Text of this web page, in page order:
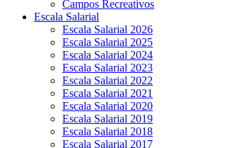
Campos Recreativos
Escala Salarial
Escala Salarial 2026
Escala Salarial 2025
Escala Salarial 2024
Escala Salarial 2023
Escala Salarial 2022
Escala Salarial 2021
Escala Salarial 2020
Escala Salarial 2019
Escala Salarial 2018
Escala Salarial 2017